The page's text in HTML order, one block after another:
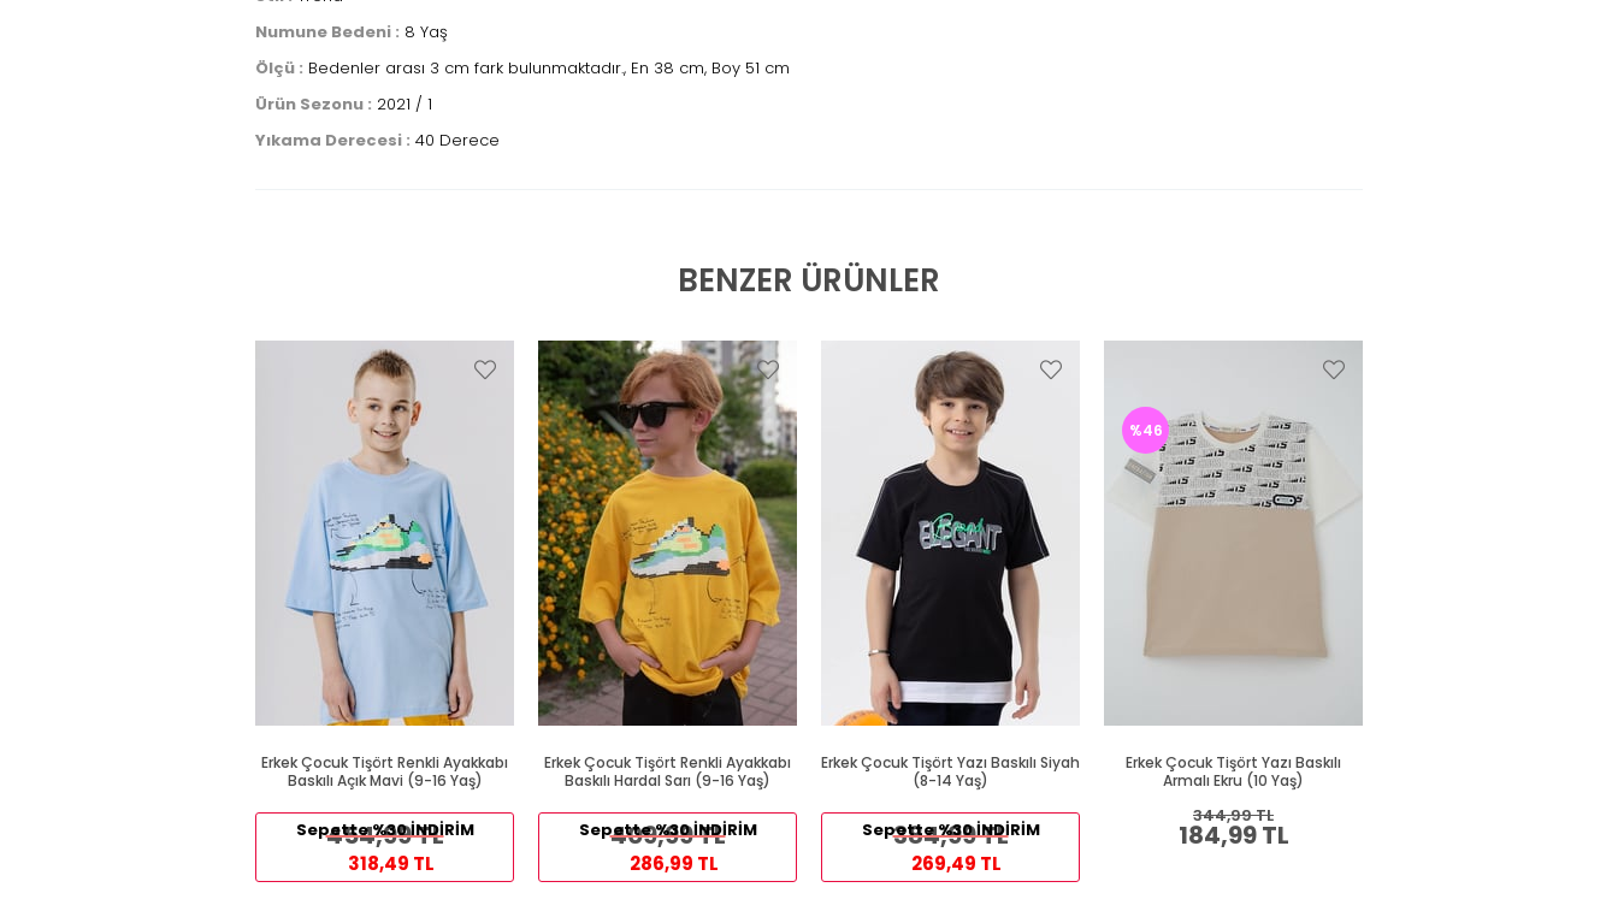
Numune Bedeni : 8 Yaş
Ölçü : Bedenler arası 3 cm fark bulunmaktadır., En 38 cm, Boy 51 cm
Ürün Sezonu : 2021 / 1
Yıkama Derecesi : 40 Derece
BENZER ÜRÜNLER
Erkek Çocuk Tişört Renkli Ayakkabı
Baskılı Açık Mavi (9-16 Yaş)
454,99 TL
Sepette %30 İNDİRİM
318,49 TL
Erkek Çocuk Tişört Renkli Ayakkabı
Baskılı Hardal Sarı (9-16 Yaş)
409,99 TL
Sepette %30 İNDİRİM
286,99 TL
Erkek Çocuk Tişört Yazı Baskılı Siyah
(8-14 Yaş)
384,99 TL
Sepette %30 İNDİRİM
269,49 TL
Erkek Çocuk Tişört Yazı Baskılı
Armalı Ekru (10 Yaş)
184,99 TL
344,99 TL
%46